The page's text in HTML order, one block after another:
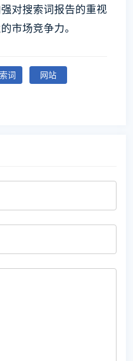
对搜索词报告的重视
市场竞争力。
词
网站